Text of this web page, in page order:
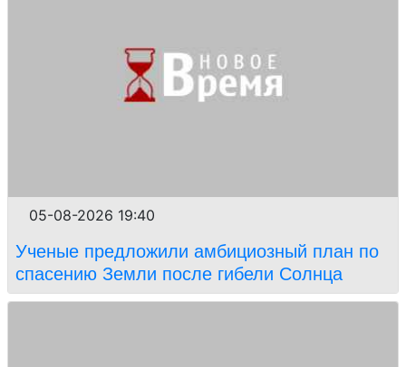
05-08-2026 19:40
Ученые предложили амбициозный план по
спасению Земли после гибели Солнца